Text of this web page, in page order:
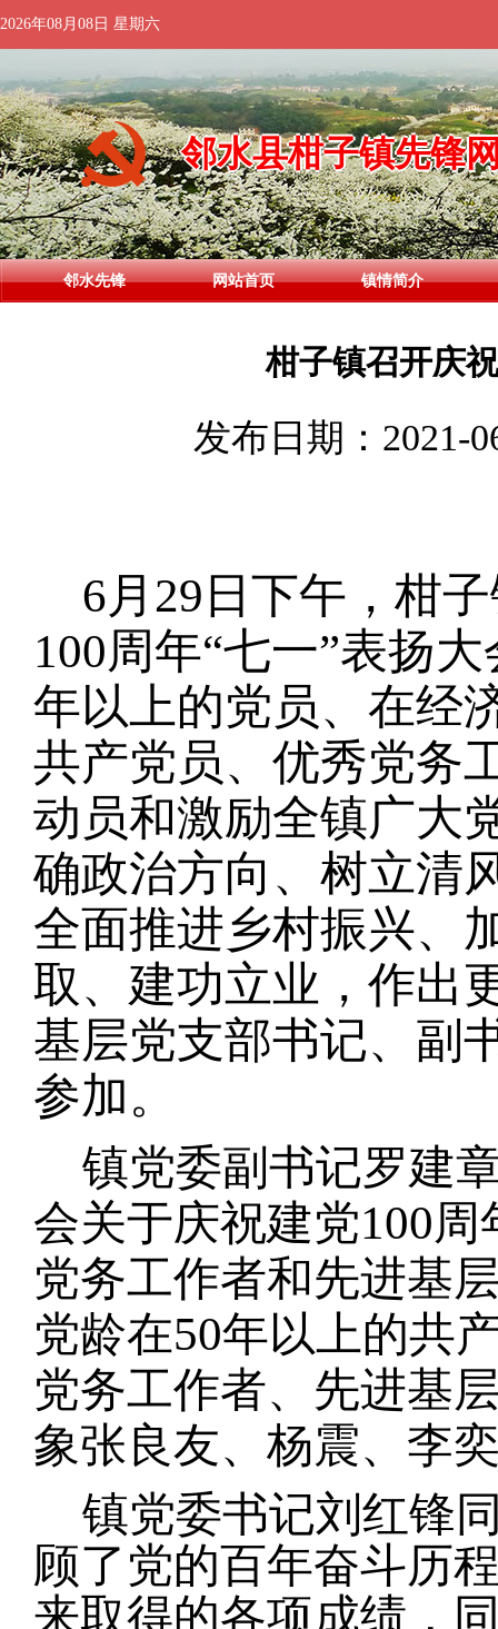
2026年08月08日 星期六
邻水县柑子镇先锋
邻水先锋 网站首页 镇情简介
柑子镇召开庆
发布日期：2021-
6月 29 日下午，柑
100周年“七一”表扬
年以上的党员、在经
共产党员、优秀党务
动员和激励全镇广大
确政治方向、树立清
全面推进乡村振兴、
取、建功立业，作出
基层党支部书记、副
参加。
镇党委副书记罗建
会关于庆祝建党100周
党务工作者和先进基
党龄在50年以上的共
党务工作者、先进基
象张良友、杨震、李
镇党委书记刘红锋
顾了党的百年奋斗历
来取得的各项成绩，